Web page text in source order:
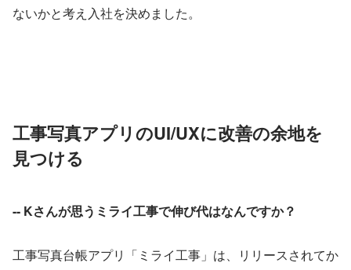
ないかと考え入社を決めました。
工事写真アプリのUI/UXに改善の余地を
見つける
-- Kさんが思うミライ工事で伸び代はなんですか？
工事写真台帳アプリ「ミライ工事」は、リリースされてか